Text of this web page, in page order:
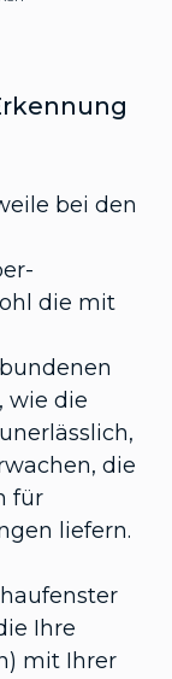
bei den
die mit
wie die
die
für
liefern.
Ihre
mit Ihrer